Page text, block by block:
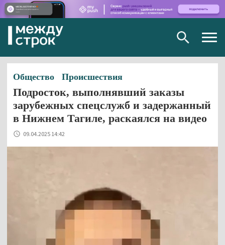
Общество Происшествия
Подросток, выполнявший заказы
зарубежных спецслужб и задержанный
в Нижнем Тагиле, раскаялся на видео
09.04.2025 14:42